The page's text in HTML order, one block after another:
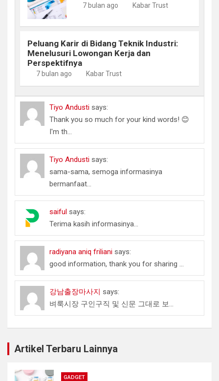
7 bulan ago Kabar Trust
Peluang Karir di Bidang Teknik Industri:
Menelusuri Lowongan Kerja dan
Perspektifnya
7 bulan ago Kabar Trust
Tiyo Andusti says:
Thank you so much for your kind words! 😊
I'm th...
Tiyo Andusti says:
sama-sama, semoga informasinya
bermanfaat...
saiful says:
Terima kasih informasinya...
radiyana aniq friliani says:
good information, thank you for sharing ...
강남출장마사지 says:
벼룩시장 구인구직 및 신문 그대로 보...
Artikel Terbaru Lainnya
GADGET